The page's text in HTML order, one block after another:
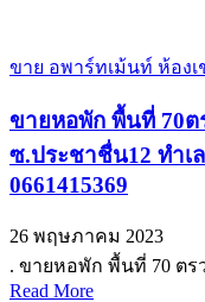
ขาย อพาร์ทเม้นท์ ห้อง
ขายหอพัก พื้นที่ 70ต
ซ.ประชาชื่น12 ทำ
0661415369
26 พฤษภาคม 2023
. ขายหอพัก พื้นที่ 70 ตร
Read More